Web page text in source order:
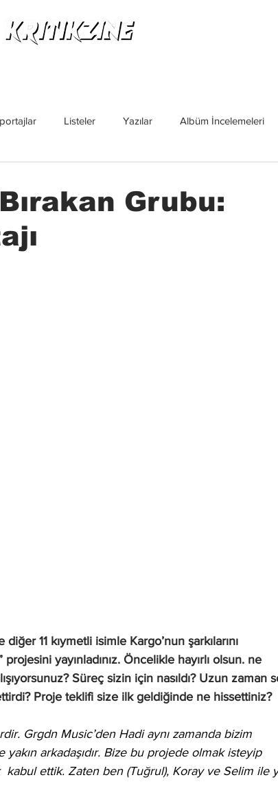
Listeler Yazılar Albüm İncelemeleri
Grubu:
11 kıymetli isimle Kargo’nun şarkılarını
projesini yayınladınız. Öncelikle hayırlı olsun. ne
Süreç sizin için nasıldı? Uzun zaman
Proje teklifi size ilk geldiğinde ne hissettiniz?
Grgdn Music’den Hadi aynı zamanda bizim
yakın arkadaşıdır. Bize bu projede olmak isteyip
ettik. Zaten ben (Tuğrul), Koray ve Selim ile